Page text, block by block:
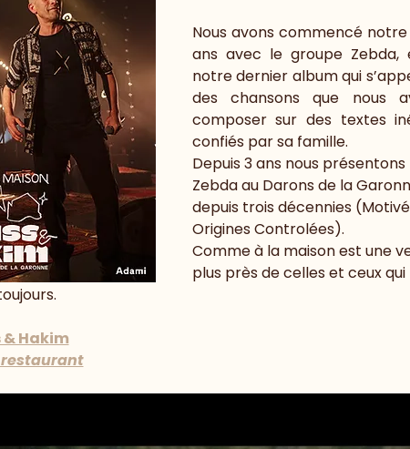
Nous avons commencé
ans avec le groupe Zebda,
notre dernier album qui
des chansons que nous
composer sur des textes
confiés par sa famille.
Depuis 3 ans nous
Zebda au Darons de la
depuis trois décennies
Origines Controlées).
Comme à la maison est une
plus près de celles et ceux
Hakim
restaurant